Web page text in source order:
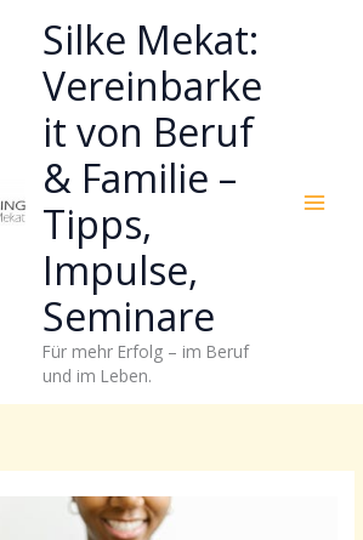
Silke Mekat:
Vereinbarke
it von Beruf
& Familie –
Tipps,
Impulse,
Seminare
Für mehr Erfolg – im Beruf
und im Leben.